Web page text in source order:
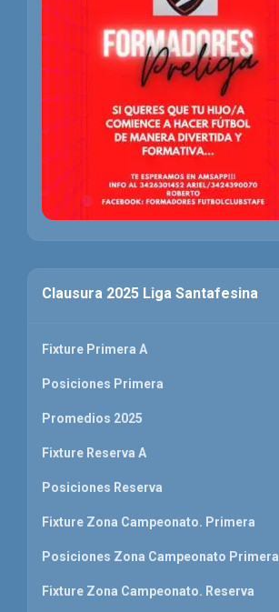
Clausura 2025 Liga Santafesina
Fixture Primera A
Posiciones Primera
Promedios 2025
Fixture Reserva A
Posiciones Reserva
Fixture Zona Campeonato. Primera
Posiciones Zona Campeonato Primera
Fixture Zona Campeonato. Reserva